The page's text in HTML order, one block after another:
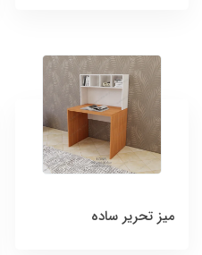
میز تحریر ساده